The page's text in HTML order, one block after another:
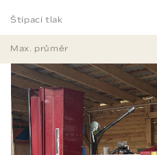
Štípací tlak
Max. průměr